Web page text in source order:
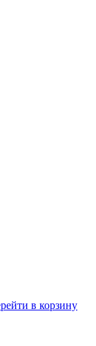
в корзину